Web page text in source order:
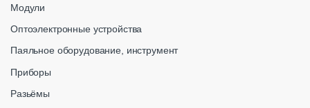
Модули
Оптоэлектронные устройства
Паяльное оборудование, инструмент
Приборы
Разьёмы